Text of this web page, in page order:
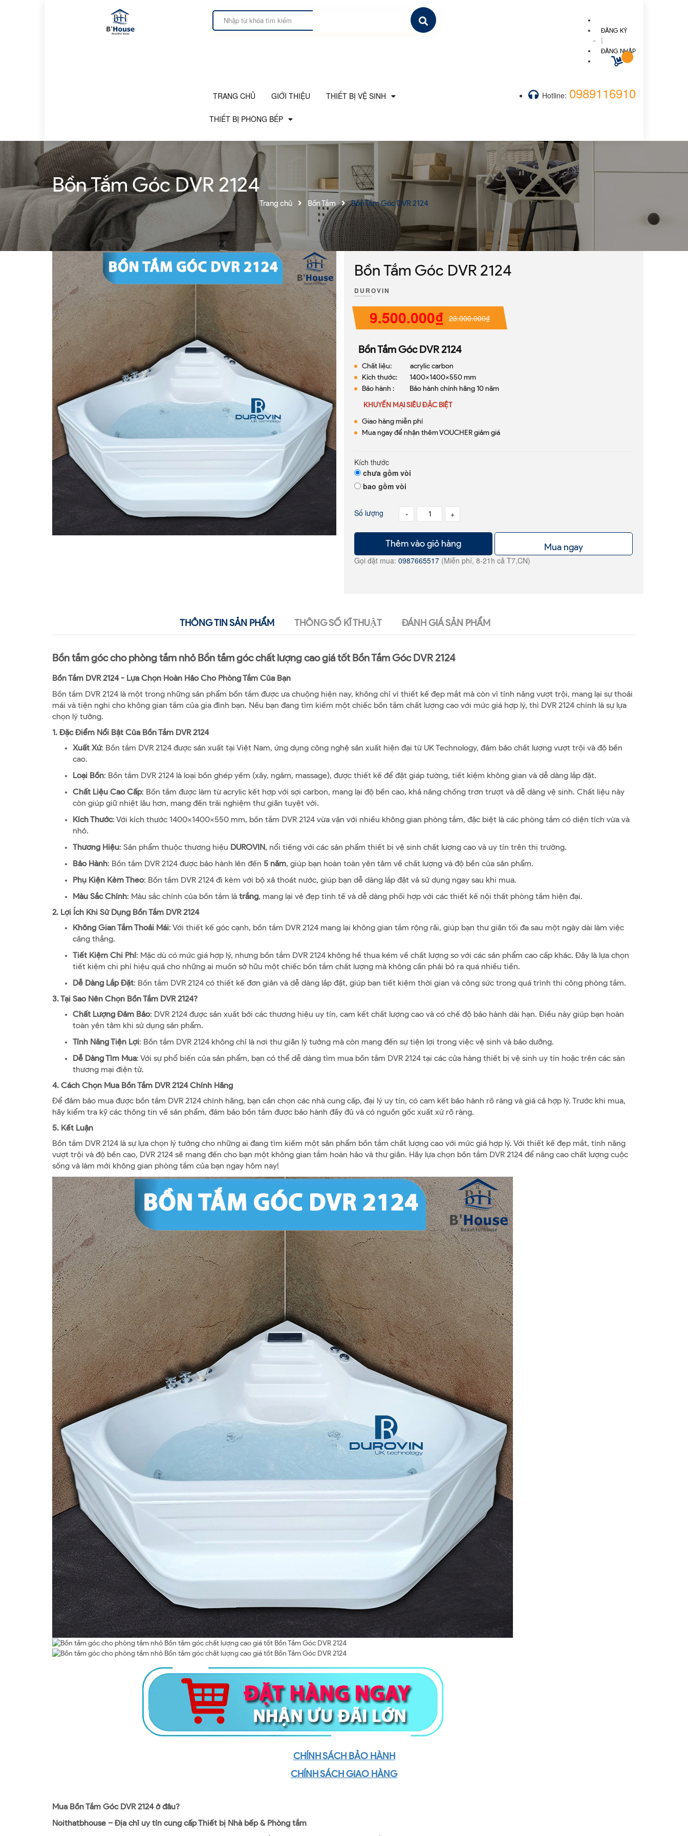
ĐĂNG KÝ
ĐĂNG NHẬP
TRANG CHỦ GIỚI THIỆU THIẾT BỊ VỆ SINH
THIẾT BỊ PHÒNG BẾP
Hotline: 0989116910
Bồn Tắm Góc DVR 2124
Trang chủ Bồn Tắm Bồn Tắm Góc DVR 2124
Bồn Tắm Góc DVR 2124
DUROVIN
9.500.000₫ 23.000.000₫
Bồn Tắm Góc DVR 2124
Chất liệu: acrylic carbon
Kích thước: 1400x1400x550 mm
Bảo hành : Bảo hành chính hãng 10 năm
KHUYẾN MẠI SIÊU ĐẶC BIỆT
Giao hàng miễn phí
Mua ngay để nhận thêm VOUCHER giảm giá
Kích thước
chưa gồm vòi
bao gồm vòi
Số lượng - +
Thêm vào giỏ hàng Mua ngay
Gọi đặt mua: 0987665517 (Miễn phí, 8-21h cả T7,CN)
THÔNG TIN SẢN PHẨM THÔNG SỐ KĨ THUẬT ĐÁNH GIÁ SẢN PHẨM
Bồn tắm góc cho phòng tắm nhỏ Bồn tắm góc chất lượng cao giá tốt Bồn Tắm Góc DVR 2124
Bồn Tắm DVR 2124 - Lựa Chọn Hoàn Hảo Cho Phòng Tắm Của Bạn
Bồn tắm DVR 2124 là một trong những sản phẩm bồn tắm được ưa chuộng hiện nay, không chỉ vì thiết kế đẹp mắt mà còn vì tính năng vượt trội, mang lại sự thoải
mái và tiện nghi cho không gian tắm của gia đình bạn. Nếu bạn đang tìm kiếm một chiếc bồn tắm chất lượng cao với mức giá hợp lý, thì DVR 2124 chính là sự lựa
chọn lý tưởng.
1. Đặc Điểm Nổi Bật Của Bồn Tắm DVR 2124
Xuất Xứ: Bồn tắm DVR 2124 được sản xuất tại Việt Nam, ứng dụng công nghệ sản xuất hiện đại từ UK Technology, đảm bảo chất lượng vượt trội và độ bền
cao.
Loại Bồn: Bồn tắm DVR 2124 là loại bồn ghép yếm (xây, ngâm, massage), được thiết kế để đặt giáp tường, tiết kiệm không gian và dễ dàng lắp đặt.
Chất Liệu Cao Cấp: Bồn tắm được làm từ acrylic kết hợp với sợi carbon, mang lại độ bền cao, khả năng chống trơn trượt và dễ dàng vệ sinh. Chất liệu này
còn giúp giữ nhiệt lâu hơn, mang đến trải nghiệm thư giãn tuyệt vời.
Kích Thước: Với kích thước 1400x1400x550 mm, bồn tắm DVR 2124 vừa vặn với nhiều không gian phòng tắm, đặc biệt là các phòng tắm có diện tích vừa và
nhỏ.
Thương Hiệu: Sản phẩm thuộc thương hiệu DUROVIN, nổi tiếng với các sản phẩm thiết bị vệ sinh chất lượng cao và uy tín trên thị trường.
Bảo Hành: Bồn tắm DVR 2124 được bảo hành lên đến 5 năm, giúp bạn hoàn toàn yên tâm về chất lượng và độ bền của sản phẩm.
Phụ Kiện Kèm Theo: Bồn tắm DVR 2124 đi kèm với bộ xả thoát nước, giúp bạn dễ dàng lắp đặt và sử dụng ngay sau khi mua.
Màu Sắc Chính: Màu sắc chính của bồn tắm là trắng, mang lại vẻ đẹp tinh tế và dễ dàng phối hợp với các thiết kế nội thất phòng tắm hiện đại.
2. Lợi Ích Khi Sử Dụng Bồn Tắm DVR 2124
Không Gian Tắm Thoải Mái: Với thiết kế góc cạnh, bồn tắm DVR 2124 mang lại không gian tắm rộng rãi, giúp bạn thư giãn tối đa sau một ngày dài làm việc
căng thẳng.
Tiết Kiệm Chi Phí: Mặc dù có mức giá hợp lý, nhưng bồn tắm DVR 2124 không hề thua kém về chất lượng so với các sản phẩm cao cấp khác. Đây là lựa chọn
tiết kiệm chi phí hiệu quả cho những ai muốn sở hữu một chiếc bồn tắm chất lượng mà không cần phải bỏ ra quá nhiều tiền.
Dễ Dàng Lắp Đặt: Bồn tắm DVR 2124 có thiết kế đơn giản và dễ dàng lắp đặt, giúp bạn tiết kiệm thời gian và công sức trong quá trình thi công phòng tắm.
3. Tại Sao Nên Chọn Bồn Tắm DVR 2124?
Chất Lượng Đảm Bảo: DVR 2124 được sản xuất bởi các thương hiệu uy tín, cam kết chất lượng cao và có chế độ bảo hành dài hạn. Điều này giúp bạn hoàn
toàn yên tâm khi sử dụng sản phẩm.
Tính Năng Tiện Lợi: Bồn tắm DVR 2124 không chỉ là nơi thư giãn lý tưởng mà còn mang đến sự tiện lợi trong việc vệ sinh và bảo dưỡng.
Dễ Dàng Tìm Mua: Với sự phổ biến của sản phẩm, bạn có thể dễ dàng tìm mua bồn tắm DVR 2124 tại các cửa hàng thiết bị vệ sinh uy tín hoặc trên các sàn
thương mại điện tử.
4. Cách Chọn Mua Bồn Tắm DVR 2124 Chính Hãng
Để đảm bảo mua được bồn tắm DVR 2124 chính hãng, bạn cần chọn các nhà cung cấp, đại lý uy tín, có cam kết bảo hành rõ ràng và giá cả hợp lý. Trước khi mua,
hãy kiểm tra kỹ các thông tin về sản phẩm, đảm bảo bồn tắm được bảo hành đầy đủ và có nguồn gốc xuất xứ rõ ràng.
5. Kết Luận
Bồn tắm DVR 2124 là sự lựa chọn lý tưởng cho những ai đang tìm kiếm một sản phẩm bồn tắm chất lượng cao với mức giá hợp lý. Với thiết kế đẹp mắt, tính năng
vượt trội và độ bền cao, DVR 2124 sẽ mang đến cho bạn một không gian tắm hoàn hảo và thư giãn. Hãy lựa chọn bồn tắm DVR 2124 để nâng cao chất lượng cuộc
sống và làm mới không gian phòng tắm của bạn ngay hôm nay!
CHÍNH SÁCH BẢO HÀNH
CHÍNH SÁCH GIAO HÀNG
Mua Bồn Tắm Góc DVR 2124 ở đâu?
Noithatbhouse – Địa chỉ uy tín cung cấp Thiết bị Nhà bếp & Phòng tắm